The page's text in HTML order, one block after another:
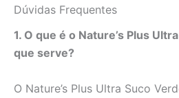
Dúvidas Frequentes
1. O que é o Nature’s Plus
que serve?
O Nature’s Plus Ultra Suco